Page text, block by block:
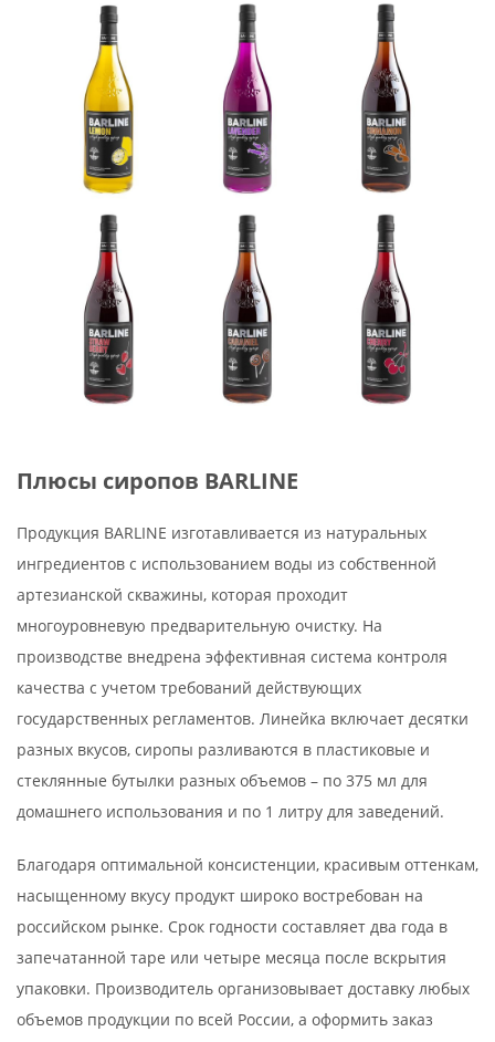
Плюсы сиропов BARLINE
Продукция BARLINE изготавливается из натуральных
ингредиентов с использованием воды из собственной
артезианской скважины, которая проходит
многоуровневую предварительную очистку. На
производстве внедрена эффективная система контроля
качества с учетом требований действующих
государственных регламентов. Линейка включает десятки
разных вкусов, сиропы разливаются в пластиковые и
стеклянные бутылки разных объемов – по 375 мл для
домашнего использования и по 1 литру для заведений.
Благодаря оптимальной консистенции, красивым оттенкам,
насыщенному вкусу продукт широко востребован на
российском рынке. Срок годности составляет два года в
запечатанной таре или четыре месяца после вскрытия
упаковки. Производитель организовывает доставку любых
объемов продукции по всей России, а оформить заказ